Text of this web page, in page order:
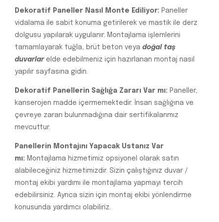
Dekoratif Paneller Nasıl Monte Ediliyor: Paneller
vidalama ile sabit konuma getirilerek ve mastik ile derz
dolgusu yapılarak uygulanır. Montajlama işlemlerini
tamamlayarak tuğla, brüt beton veya doğal taş
duvarlar elde edebilmeniz için hazırlanan montaj nasıl
yapılır sayfasına gidin.
Dekoratif Panellerin Sağlığa Zararı Var mı: Paneller,
kanserojen madde içermemektedir. İnsan sağlığına ve
çevreye zararı bulunmadığına dair sertifikalarımız
mevcuttur.
Panellerin Montajını Yapacak Ustanız Var
mı: Montajlama hizmetimiz opsiyonel olarak satın
alabileceğiniz hizmetimizdir. Sizin çalıştığınız duvar /
montaj ekibi yardımı ile montajlama yapmayı tercih
edebilirsiniz. Ayrıca sizin için montaj ekibi yönlendirme
konusunda yardımcı olabiliriz.